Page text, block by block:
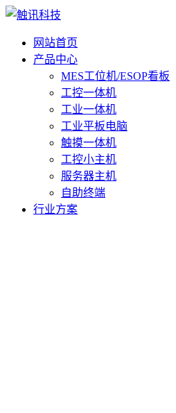
网站首页
产品中心
MES工位机/ESOP看板
工控一体机
工业一体机
工业平板电脑
触摸一体机
工控小主机
服务器主机
自助终端
行业方案